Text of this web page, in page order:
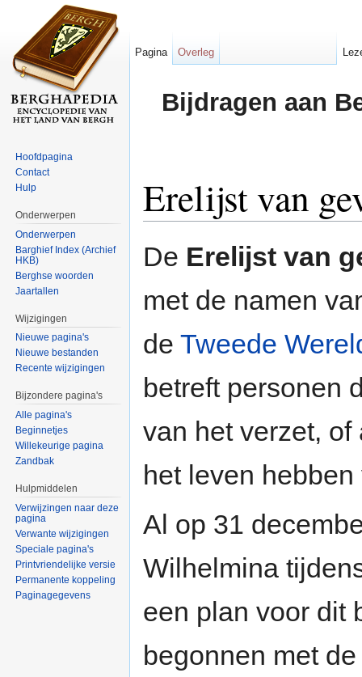
Bijdragen aan
Erelijst van
De Erelijst van
met de namen
de Tweede
betreft personen
van het verzet,
het leven
Al op 31
Wilhelmina
een plan voor dit
begonnen met
Pagina Overleg
Hoofdpagina
Contact
Hulp
Onderwerpen
Onderwerpen
Barghief Index (Archief
HKB)
Berghse woorden
Jaartallen
Wijzigingen
Nieuwe pagina's
Nieuwe bestanden
Recente wijzigingen
Bijzondere pagina's
Alle pagina's
Beginnetjes
Willekeurige pagina
Zandbak
Hulpmiddelen
Verwijzingen naar deze
pagina
Verwante wijzigingen
Speciale pagina's
Printvriendelijke versie
Permanente koppeling
Paginagegevens